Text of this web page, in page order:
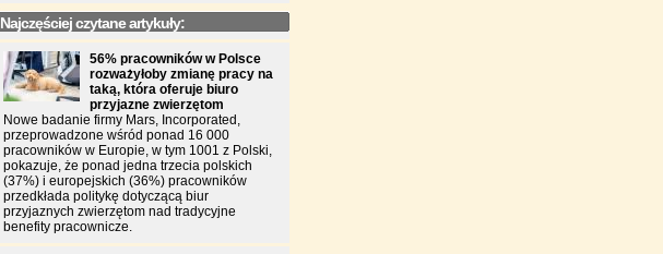
Najczęściej czytane artykuły:
56% pracowników w Polsce
rozważyłoby zmianę pracy na
taką, która oferuje biuro
przyjazne zwierzętom
Nowe badanie firmy Mars, Incorporated,
przeprowadzone wśród ponad 16 000
pracowników w Europie, w tym 1001 z Polski,
pokazuje, że ponad jedna trzecia polskich
(37%) i europejskich (36%) pracowników
przedkłada politykę dotyczącą biur
przyjaznych zwierzętom nad tradycyjne
benefity pracownicze.